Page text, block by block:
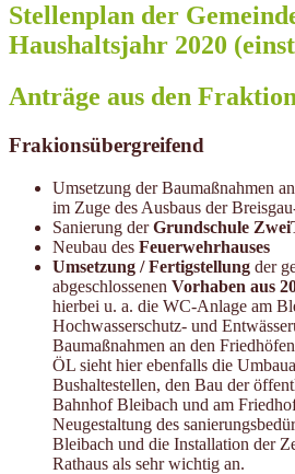
Stellenplan der
Haushaltsjahr 2020
Anträge aus den
Frakionsübergreifend
Umsetzung der Baumaßnahmen
im Zuge des Ausbaus der
Sanierung derGrundschule
Neubau des Feuerwehrhauses
Umsetzung / Fertigstellung der
abgeschlossenen Vorhaben aus
hierbei u. a. die WC-Anlage am
Hochwasserschutz- und
Baumaßnahmen an den
ÖL sieht hier ebenfalls die
Bushaltestellen, den Bau der
Bahnhof Bleibach und am
Neugestaltung des
Bleibach und die Installation der
Rathaus als sehr wichtig an.